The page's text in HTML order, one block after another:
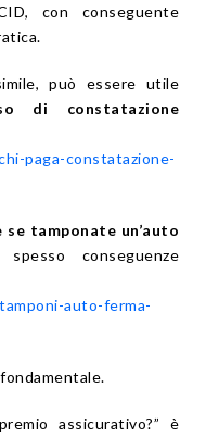
con conseguente
può essere utile
di constatazione
paga-constatazione-
se tamponate un’auto
conseguenze
auto-ferma-
assicurativo?” è